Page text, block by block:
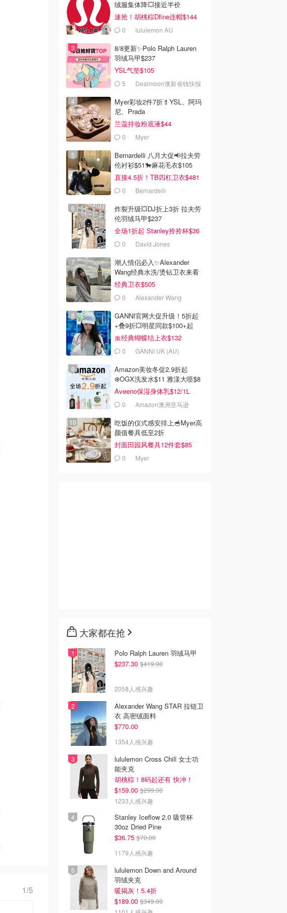
1/5
绒服集体降💥接近半价
速抢！胡桃棕Dfine连帽$144
0 lululemon AU
8/8更新✨Polo Ralph Lauren
羽绒马甲$237
YSL气垫$105
5 Dealmoon澳新省钱快报
Myer彩妆2件7折💄YSL、阿玛
尼、Prada
兰蔻持妆粉底液$44
0 Myer
Bernardelli 八月大促📢拉夫劳
伦衬衫$51🐎麻花毛衣$105
直接4.5折！TB四杠卫衣$481
0 Bernardelli
炸裂升级💥DJ折上3折 拉夫劳
伦羽绒马甲$237
全场1折起 Stanley拎拎杯$36
0 David Jones
潮人情侣必入✨Alexander
Wang经典水洗/烫钻卫衣来看
经典卫衣$505
0 Alexander Wang
GANNI官网大促升级！5折起
+叠9折💥明星同款$100+起
🎀经典蝴蝶结上衣$132
0 GANNI UK (AU)
Amazon美妆冬促2.9折起
❄️OGX洗发水$11 雅漾大喷$8
Aveeno保湿身体乳$12/1L
0 Amazon澳洲亚马逊
吃饭的仪式感安排上🥣Myer高
颜值餐具低至2折
封面田园风餐具12件套$85
0 Myer
大家都在抢
Polo Ralph Lauren 羽绒马甲
$237.30 $419.00
2058人感兴趣
Alexander Wang STAR 拉链卫
衣 高密绒面料
$770.00
1354人感兴趣
lululemon Cross Chill 女士功
能夹克
胡桃棕！8码起还有 快冲！
$159.00 $299.00
1233人感兴趣
Stanley Iceflow 2.0 吸管杯
30oz Dried Pine
$36.75 $70.00
1179人感兴趣
lululemon Down and Around
羽绒夹克
暖揭灰！5.4折
$189.00 $349.00